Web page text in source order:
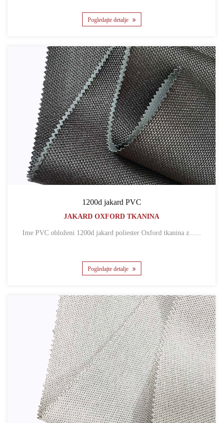
Pogledajte detalje
1200d jakard PVC
JAKARD OXFORD TKANINA
Ime PVC obloženi 1200d jakard poliester Oxford tkanina z......
Pogledajte detalje